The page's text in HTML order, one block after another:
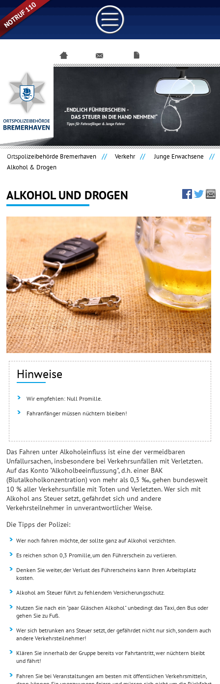
überspringen
Ortspolizeibehörde Bremerhaven Verkehr
Junge Erwachsene
Alkohol & Drogen
ALKOHOL UND DROGEN
Hinweise
Wir empfehlen: Null Promille.
Fahranfänger müssen nüchtern bleiben!
Das Fahren unter Alkoholeinfluss ist eine der vermeidbaren
Unfallursachen, insbesondere bei Verkehrsunfällen mit Verletzten.
Auf das Konto "Alkoholbeeinflussung", d.h. einer BAK
(Blutalkoholkonzentration) von mehr als 0,3 ‰, gehen bundesweit
10 % aller Verkehrsunfälle mit Toten und Verletzten. Wer sich mit
Alkohol ans Steuer setzt, gefährdet sich und andere
Verkehrsteilnehmer in unverantwortlicher Weise.
Die Tipps der Polizei:
Wer noch fahren möchte, der sollte ganz auf Alkohol verzichten.
Es reichen schon 0,3 Promille, um den Führerschein zu verlieren.
Denken Sie weiter, der Verlust des Führerscheins kann Ihren Arbeitsplatz
kosten.
Alkohol am Steuer führt zu fehlendem Versicherungsschutz.
Nutzen Sie nach ein "paar Gläschen Alkohol" unbedingt das Taxi, den Bus oder
gehen Sie zu Fuß.
Wer sich betrunken ans Steuer setzt, der gefährdet nicht nur sich, sondern auch
andere Verkehrsteilnehmer!
Klären Sie innerhalb der Gruppe bereits vor Fahrtantritt, wer nüchtern bleibt
und fährt!
Fahren Sie bei Veranstaltungen am besten mit öffentlichen Verkehrsmitteln,